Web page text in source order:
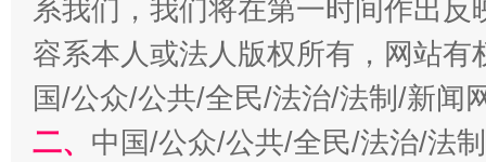
系我们，我们将在第一时间作出
容系本人或法人版权所有，网站
国/公众/公共/全民/法治/法制/新闻
二、 中国/公众/公共/全民/法治/法